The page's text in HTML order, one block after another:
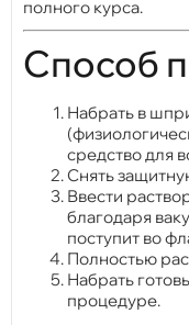
полного курса.
Способ
Набрать в
средство для
Снять
Ввести
благодаря
поступит во
Полностью
Набрать
процедуре.